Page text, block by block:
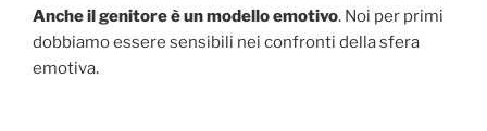
Anche il genitore è un modello emotivo. Noi per primi
dobbiamo essere sensibili nei confronti della sfera
emotiva.